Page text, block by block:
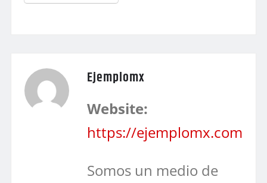
Ejemplomx
Website:
https://ejemplomx.com
Somos un medio de